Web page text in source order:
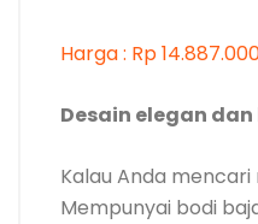
Harga : Rp
Desain elegan
Kalau Anda
Mempunyai bodi